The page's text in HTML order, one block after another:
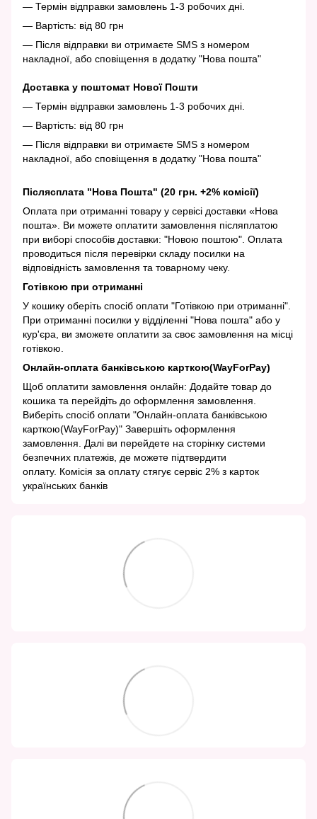
— Термін відправки замовлень 1-3 робочих дні.
— Вартість: від 80 грн
— Після відправки ви отримаєте SMS з номером
накладної, або сповіщення в додатку "Нова пошта"
Доставка у поштомат Нової Пошти
— Термін відправки замовлень 1-3 робочих дні.
— Вартість: від 80 грн
— Після відправки ви отримаєте SMS з номером
накладної, або сповіщення в додатку "Нова пошта"
Післясплата "Нова Пошта" (20 грн. +2% комісії)
Оплата при отриманні товару у сервісі доставки «Нова
пошта». Ви можете оплатити замовлення післяплатою
при виборі способів доставки: "Новою поштою". Оплата
проводиться після перевірки складу посилки на
відповідність замовлення та товарному чеку.
Готівкою при отриманні
У кошику оберіть спосіб оплати "Готівкою при отриманні".
При отриманні посилки у відділенні "Нова пошта" або у
кур'єра, ви зможете оплатити за своє замовлення на місці
готівкою.
Онлайн-оплата банківською карткою(WayForPay)
Щоб оплатити замовлення онлайн: Додайте товар до
кошика та перейдіть до оформлення замовлення.
Виберіть спосіб оплати "Онлайн-оплата банківською
карткою(WayForPay)" Завершіть оформлення
замовлення. Далі ви перейдете на сторінку системи
безпечних платежів, де можете підтвердити
оплату. Комісія за оплату стягує сервіс 2% з карток
українських банків